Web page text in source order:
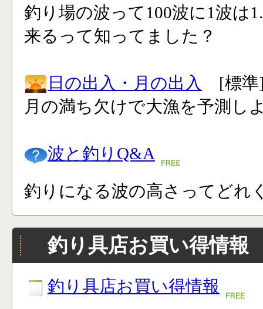
釣り場の波って100波に1波は
来るって知ってました？
日の出入・月の出入
[標準
月の満ち欠けで大漁を予測し
波と釣りQ&A
釣りになる波の高さってどれ
釣り具店お買い得情報
釣り具店お買い得情報